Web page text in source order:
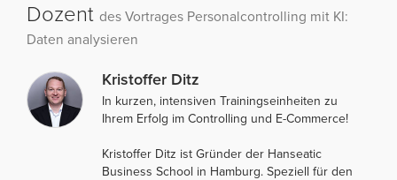
Dozent des Vortrages Personalcontrolling mit KI:
Daten analysieren
Kristoffer Ditz
In kurzen, intensiven Trainingseinheiten zu
Ihrem Erfolg im Controlling und E-Commerce!
Kristoffer Ditz ist Gründer der Hanseatic
Business School in Hamburg. Speziell für den